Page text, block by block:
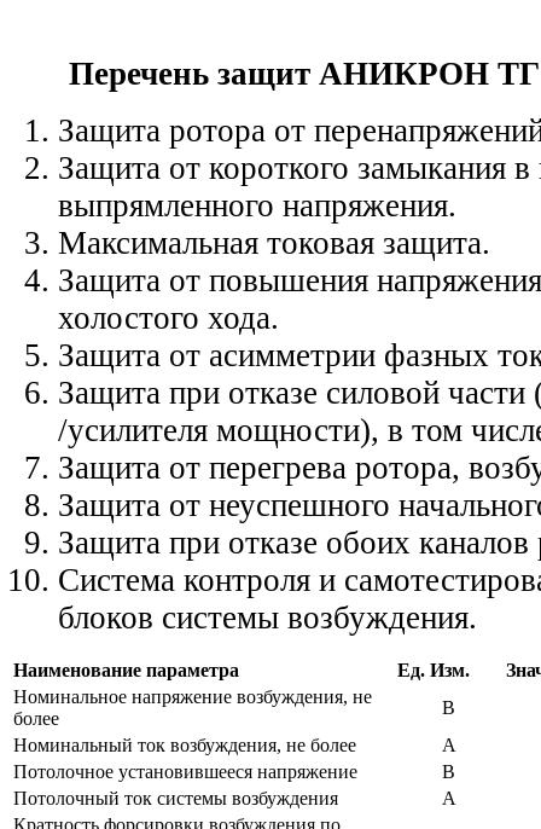
Перечень защит АНИКРОН
Защита ротора от
Защита от короткого замыкания в
выпрямленного напряжения.
Максимальная токовая защита.
Защита от повышения
холостого хода.
Защита от асимметрии фазных
Защита при отказе силовой части
/усилителя мощности), в том
Защита от перегрева ротора,
Защита от неуспешного
Защита при отказе обоих каналов
Система контроля и
блоков системы возбуждения.
Наименование параметра Ед. Изм.
Номинальное напряжение возбуждения, не
более
В
Номинальный ток возбуждения, не более
А
Потолочное установившееся напряжение
В
Потолочный ток системы возбуждения
А